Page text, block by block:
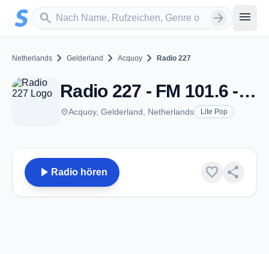
Zum Hauptinhalt springen
search
Sender suchen arrow_forward menu
Netherlands chevron_right Gelderland chevron_right Acquoy chevron_right Radio 227
Radio 227 - FM 101.6 - Acquoy
placeAcquoy, Gelderland, Netherlands Lite Pop
play_arrow Radio hören favorite share